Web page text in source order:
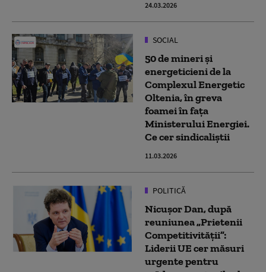
24.03.2026
SOCIAL
50 de mineri și
energeticieni de la
Complexul Energetic
Oltenia, în greva
foamei în fața
Ministerului Energiei.
Ce cer sindicaliștii
11.03.2026
POLITICĂ
Nicușor Dan, după
reuniunea „Prietenii
Competitivității”:
Liderii UE cer măsuri
urgente pentru